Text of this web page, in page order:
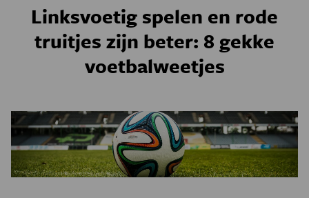
NATUURWETENSCHAPPEN GESCHIEDENIS
PSYCHE & BREIN BLOGS
PODCAST AGENDA
JONGE UITDAGERS
Linksvoetig spelen en rode
truitjes zijn beter: 8 gekke
voetbalweetjes